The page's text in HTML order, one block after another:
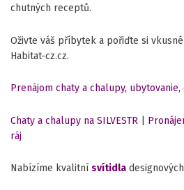
chutných receptů.
Oživte váš příbytek a pořiďte si
Habitat-cz.cz.
Prenájom chaty a chalupy, ubytovanie,
Chaty a chalupy na SILVESTR
ráj
Nabízíme kvalitní svítidla